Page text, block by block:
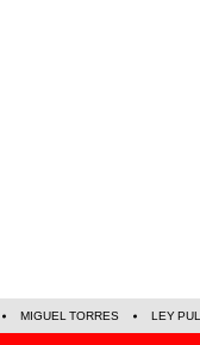
MIGUEL TORRES LEY